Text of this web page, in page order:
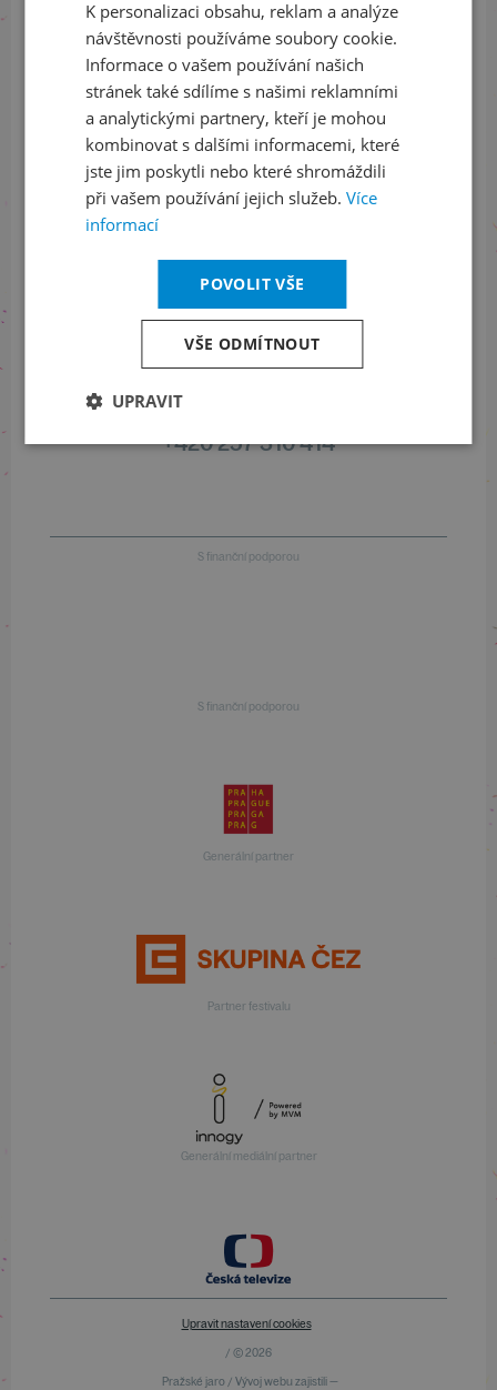
Sledujte nás na sociálních sítích
LinkedInflickr
+420 461 049 232
Informace o programu
+420 257 310 414
S finanční podporou
S finanční podporou
Generální partner
Partner festivalu
Generální mediální partner
Upravit nastavení cookies
/ © 2026
Pražské jaro / Vývoj webu zajistili —
ENGLISH
K personalizaci obsahu, reklam a analýze
návštěvnosti používáme soubory cookie.
Informace o vašem používání našich
stránek také sdílíme s našimi reklamními
a analytickými partnery, kteří je mohou
kombinovat s dalšími informacemi, které
jste jim poskytli nebo které shromáždili
při vašem používání jejich služeb. Více
informací
POVOLIT VŠE
VŠE ODMÍTNOUT
UPRAVIT